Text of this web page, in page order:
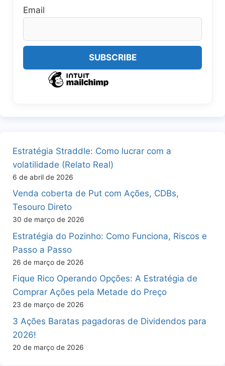
Email
Estratégia Straddle: Como lucrar com a
volatilidade (Relato Real)
6 de abril de 2026
Venda coberta de Put com Ações, CDBs,
Tesouro Direto
30 de março de 2026
Estratégia do Pozinho: Como Funciona, Riscos e
Passo a Passo
26 de março de 2026
Fique Rico Operando Opções: A Estratégia de
Comprar Ações pela Metade do Preço
23 de março de 2026
3 Ações Baratas pagadoras de Dividendos para
2026!
20 de março de 2026